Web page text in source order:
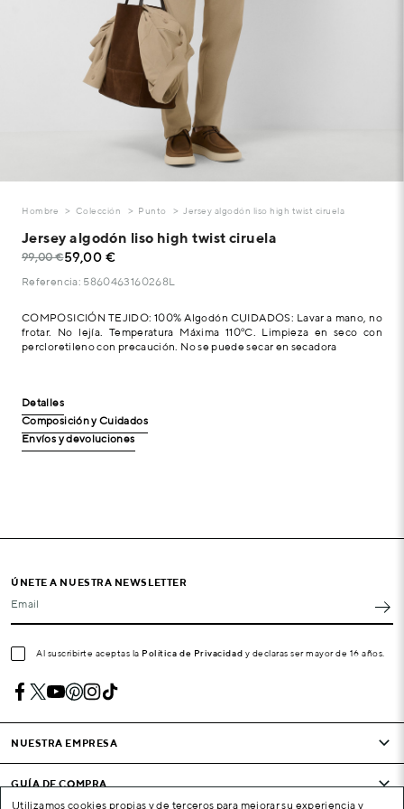
Hombre Colección Punto Jersey algodón liso high twist ciruela
Jersey algodón liso high twist ciruela
99,00 €59,00 €
Referencia: 5860463160268L
COMPOSICIÓN TEJIDO: 100% Algodón CUIDADOS: Lavar a mano, no
frotar. No lejía. Temperatura Máxima 110ºC. Limpieza en seco con
percloretileno con precaución. No se puede secar en secadora
Detalles
Composición y Cuidados
Envíos y devoluciones
ÚNETE A NUESTRA NEWSLETTER
Email
Al suscribirte aceptas la Política de Privacidad y declaras ser mayor de 16 años.
NUESTRA EMPRESA
GUÍA DE COMPRA
Utilizamos cookies propias y de terceros para mejorar su experiencia y